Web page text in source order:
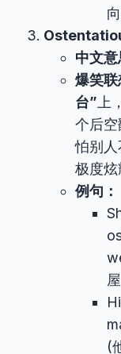
中文意
爆笑联
台”
个后
怕别
极度炫
例句：
(